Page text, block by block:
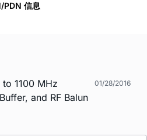
PDN 信息
1100 MHz
and RF Balun
01/28/2016